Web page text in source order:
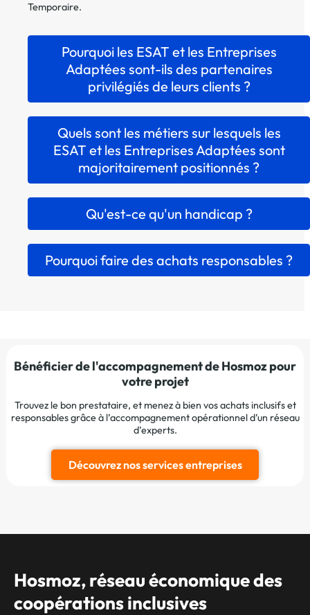
Temporaire.
Pourquoi les ESAT et les Entreprises
Adaptées sont-ils des partenaires
privilégiés de leurs clients ?
Quels sont les métiers sur lesquels les
ESAT et les Entreprises Adaptées sont
majoritairement positionnés ?
Qu'est-ce qu'un handicap ?
Pourquoi faire des achats responsables ?
Bénéficier de l'accompagnement de Hosmoz pour
votre projet
Trouvez le bon prestataire, et menez à bien vos achats inclusifs et
responsables grâce à l’accompagnement opérationnel d’un réseau
d’experts.
Découvrez nos services entreprises
Hosmoz, réseau économique des
coopérations inclusives